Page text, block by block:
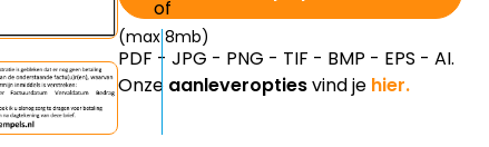
(max 8mb)
PDF - JPG - PNG - TIF - BMP - EPS - AI.
Onze aanleveroptiesvind je hier.